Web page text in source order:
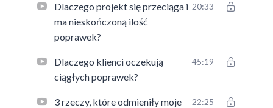
Dlaczego projekt się przeciąga i
ma nieskończoną ilość
poprawek?
20:33
Dlaczego klienci oczekują
ciągłych poprawek?
45:19
3 rzeczy, które odmieniły moje
22:25